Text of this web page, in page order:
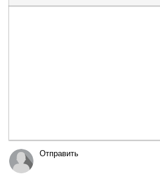
Вставка цитаты
Вставка спойлера
Отправить